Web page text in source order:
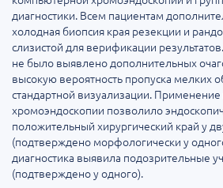
диагностики. Всем пациентам
холодная биопсия края резекции и
слизистой для верификации
не было выявлено дополнительных
высокую вероятность пропуска мелких
стандартной визуализации.
хромоэндоскопии позволило
положительный хирургический край у
(подтверждено морфологически у
диагностика выявила подозрительные
(подтверждено у одного).